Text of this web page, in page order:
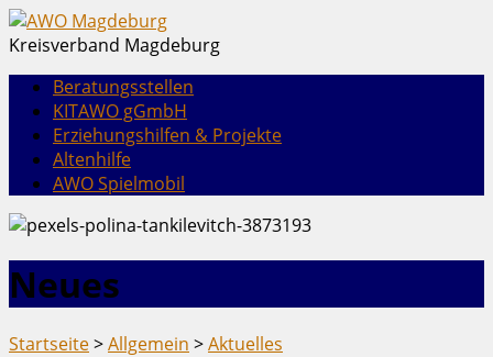
Kreisverband Magdeburg
Beratungsstellen
KITAWO gGmbH
Erziehungshilfen & Projekte
Altenhilfe
AWO Spielmobil
Neues
Startseite>Allgemein >Aktuelles